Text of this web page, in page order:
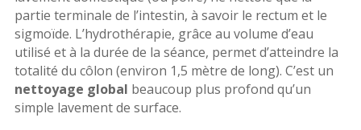
partie terminale de l’intestin, à savoir le rectum et le
sigmoïde. L’hydrothérapie, grâce au volume d’eau
utilisé et à la durée de la séance, permet d’atteindre la
totalité du côlon (environ 1,5 mètre de long). C’est un
nettoyage global beaucoup plus profond qu’un
simple lavement de surface.